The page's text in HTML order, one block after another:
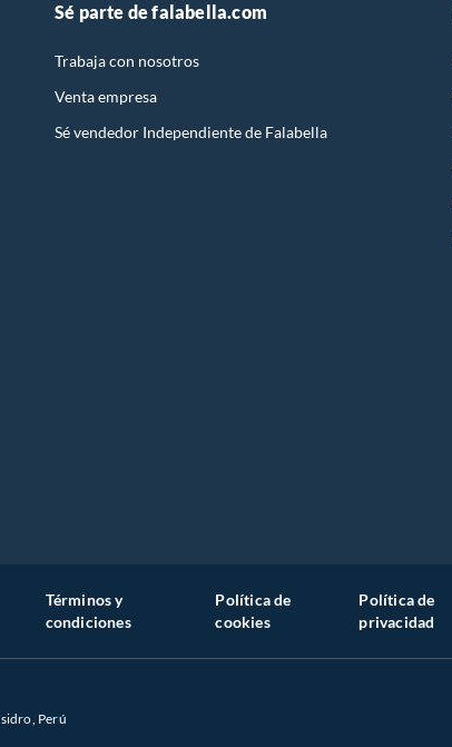
Sé parte de falabella.com
Trabaja con nosotros
Venta empresa
Sé vendedor Independiente de Falabella
Términos y
condiciones
Política de
cookies
Política de
privacidad
Perú